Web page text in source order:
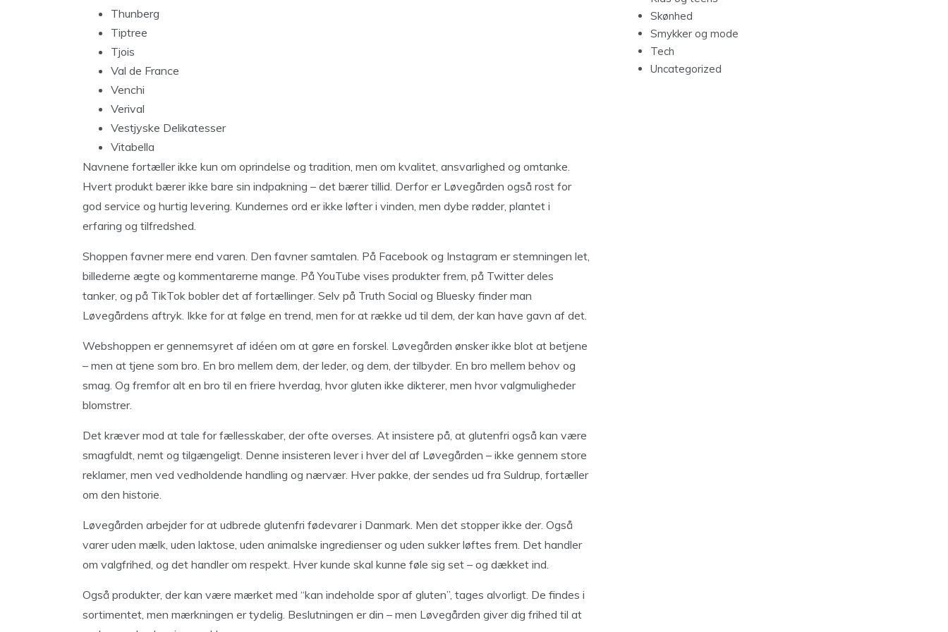
Thunberg
Tiptree
Tjois
Val de France
Venchi
Verival
Vestjyske Delikatesser
Vitabella
Navnene fortæller ikke kun om oprindelse og tradition, men om kvalitet, ansvarlighed og omtanke.
Hvert produkt bærer ikke bare sin indpakning – det bærer tillid. Derfor er Løvegården også rost for
god service og hurtig levering. Kundernes ord er ikke løfter i vinden, men dybe rødder, plantet i
erfaring og tilfredshed.
Shoppen favner mere end varen. Den favner samtalen. På Facebook og Instagram er stemningen let,
billederne ægte og kommentarerne mange. På YouTube vises produkter frem, på Twitter deles
tanker, og på TikTok bobler det af fortællinger. Selv på Truth Social og Bluesky finder man
Løvegårdens aftryk. Ikke for at følge en trend, men for at række ud til dem, der kan have gavn af det.
Webshoppen er gennemsyret af idéen om at gøre en forskel. Løvegården ønsker ikke blot at betjene
– men at tjene som bro. En bro mellem dem, der leder, og dem, der tilbyder. En bro mellem behov og
smag. Og fremfor alt en bro til en friere hverdag, hvor gluten ikke dikterer, men hvor valgmuligheder
blomstrer.
Det kræver mod at tale for fællesskaber, der ofte overses. At insistere på, at glutenfri også kan være
smagfuldt, nemt og tilgængeligt. Denne insisteren lever i hver del af Løvegården – ikke gennem store
reklamer, men ved vedholdende handling og nærvær. Hver pakke, der sendes ud fra Suldrup, fortæller
om den historie.
Løvegården arbejder for at udbrede glutenfri fødevarer i Danmark. Men det stopper ikke der. Også
varer uden mælk, uden laktose, uden animalske ingredienser og uden sukker løftes frem. Det handler
om valgfrihed, og det handler om respekt. Hver kunde skal kunne føle sig set – og dækket ind.
Også produkter, der kan være mærket med “kan indeholde spor af gluten”, tages alvorligt. De findes i
sortimentet, men mærkningen er tydelig. Beslutningen er din – men Løvegården giver dig frihed til at
Skønhed
Smykker og mode
Tech
Uncategorized